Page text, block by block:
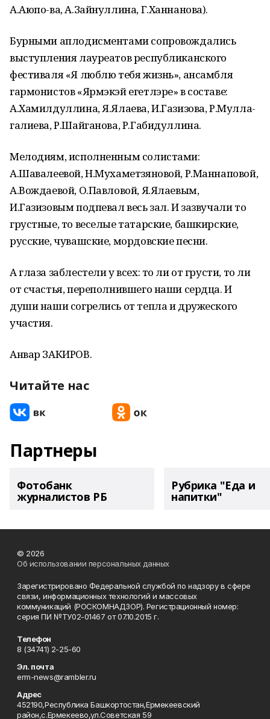
А.Аюпо-ва, А.Зайнуллина, Г.Ханнанова).
Бурными аплодисментами сопровождались
выступления лауреатов республиканского
фестиваля «Я люблю тебя жизнь», ансамбля
гармонистов «Ярмэкэй егетлэре» в составе:
А.Хамилдуллина, Я.Ялаева, И.Газизова, Р.Мулла-
галиева, Р.Шайганова, Р.Габидуллина.
Мелодиям, исполненным солистами:
А.Шавалеевой, Н.Мухаметзяновой, Р.Маннаповой,
А.Вождаевой, О.Павловой, Я.Ялаевым,
И.Газизовым подпевал весь зал. И зазвучали то
грустные, то веселые татарские, башкирские,
русские, чувашские, мордовские песни.
А глаза заблестели у всех: то ли от грусти, то ли
от счастья, переполнившего наши сердца. И
души наши согрелись от тепла и дружеского
участия.
Анвар ЗАКИРОВ.
Читайте нас
Партнеры
Фотобанк
журналистов РБ
Рубрика "Еда и
напитки"
© 2026
Об использовании персональных данных
Зарегистрировано Федеральной службой по надзору в сфере
связи, информационных технологий и массовых
коммуникаций (РОСКОМНАДЗОР). Регистрационный номер:
серия ПИ №ТУ02-01467 от 07.10.2015 г.
Телефон
8 (34741) 2-25-60
Эл. почта
erm-news@rambler.ru
Адрес
452190,Республика Башкортостан,Ермекеевский
район,с.Ермекеево,ул.Советская 59